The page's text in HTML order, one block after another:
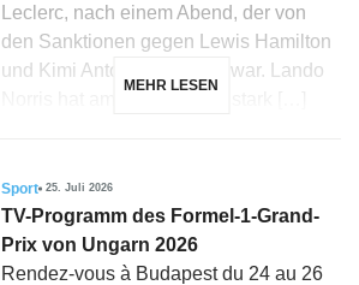
Leclerc, nach einem Abend, der von
den Sanktionen gegen Lewis Hamilton
und Kimi Antonelli geprägt war. Lando
MEHR LESEN
Sport 25. Juli 2026
TV-Programm des Formel-1-Grand-
Prix von Ungarn 2026
Rendez-vous à Budapest du 24 au 26